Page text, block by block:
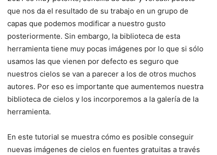
que nos da el resultado de su trabajo en un grupo de
capas que podemos modificar a nuestro gusto
posteriormente. Sin embargo, la biblioteca de esta
herramienta tiene muy pocas imágenes por lo que si sólo
usamos las que vienen por defecto es seguro que
nuestros cielos se van a parecer a los de otros muchos
autores. Por eso es importante que aumentemos nuestra
biblioteca de cielos y los incorporemos a la galería de la
herramienta.
En este tutorial se muestra cómo es posible conseguir
nuevas imágenes de cielos en fuentes gratuitas a través